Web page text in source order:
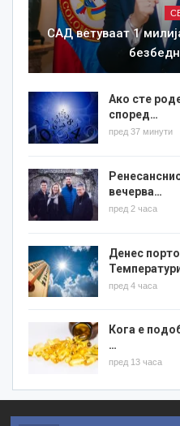
САД ветуваат 1
Ако сте
според…
пред 37 минути
вечерва…
пред 2 часа
Денес
пред 4 часа
Кога е
…
пред 13 часа